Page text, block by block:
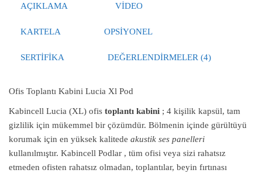
AÇIKLAMA VIDEO
KARTELA OPSIYONEL
SERTIFIKA DEĞERLENDIRMELER (4)
Ofis Toplantı Kabini Lucia Xl Pod
Kabincell Lucia (XL) ofis toplantı kabini ; 4 kişilik kapsül, tam
gizlilik için mükemmel bir çözümdür. Bölmenin içinde gürültüyü
korumak için en yüksek kalitede akustik ses panelleri
kullanılmıştır. Kabincell Podlar , tüm ofisi veya sizi rahatsız
etmeden ofisten rahatsız olmadan, toplantılar, beyin fırtınası